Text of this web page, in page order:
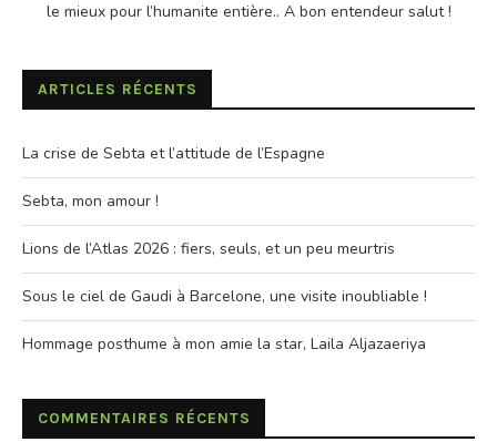
le mieux pour l’humanite entière.. A bon entendeur salut !
ARTICLES RÉCENTS
La crise de Sebta et l’attitude de l’Espagne
Sebta, mon amour !
Lions de l’Atlas 2026 : fiers, seuls, et un peu meurtris
Sous le ciel de Gaudi à Barcelone, une visite inoubliable !
Hommage posthume à mon amie la star, Laila Aljazaeriya
COMMENTAIRES RÉCENTS